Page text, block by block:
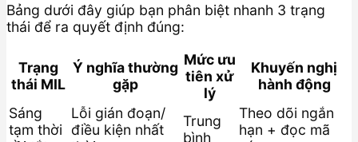
Bảng dưới đây giúp bạn phân biệt nhanh 3 trạng
thái để ra quyết định đúng:
Trạng
thái MIL
Ý nghĩa thường
gặp
Mức ưu
tiên xử
lý
Khuyến nghị
hành động
Sáng
tạm thời
Lỗi gián đoạn/
điều kiện nhất
Trung
bình
Theo dõi ngắn
hạn + đọc mã